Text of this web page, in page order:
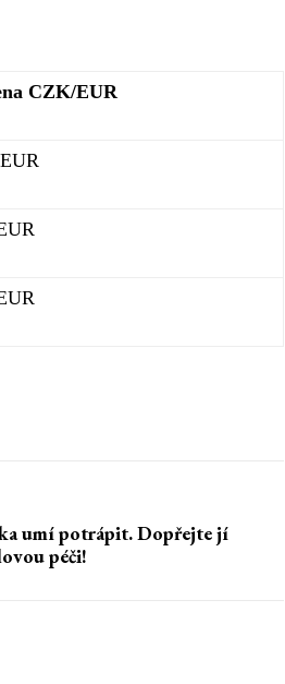
CZK/EUR
umí potrápit. Dopřejte jí
péči!